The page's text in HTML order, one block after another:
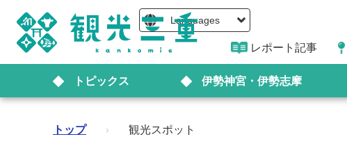
Languages
レポート記事
トピックス 伊勢神宮・伊勢志摩
トップ › 観光スポット